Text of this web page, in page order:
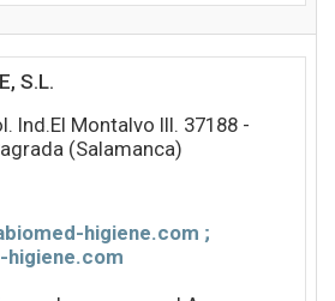
S.L.
Ind.El Montalvo III. 37188 -
(Salamanca)
higiene.com ;
higiene.com